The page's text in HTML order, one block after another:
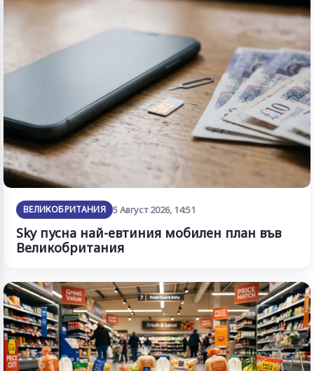
ВЕЛИКОБРИТАНИЯ 5 Август 2026, 14:51
Sky пусна най-евтиния мобилен план във
Великобритания